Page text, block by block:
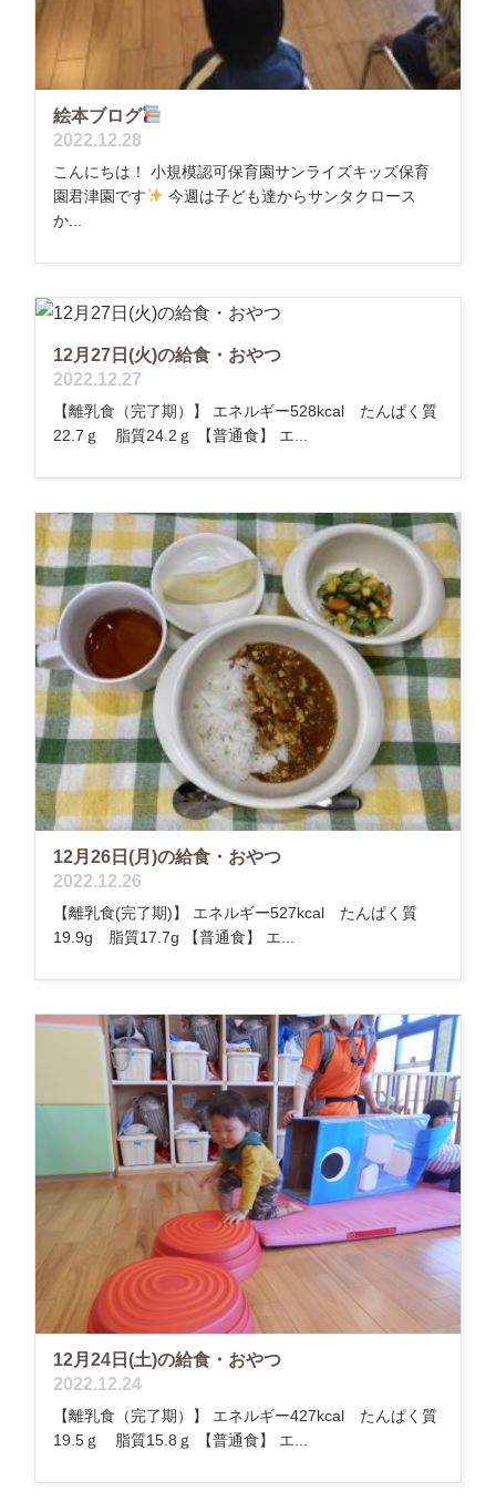
絵本ブログ
2022.12.28
こんにちは！ 小規模認可保育園サンライズキッズ保育
園君津園です
今週は子ども達からサンタクロース
か...
12月27日(火)の給食・おやつ
2022.12.27
【離乳食（完了期）】 エネルギー528kcal たんぱく質
22.7ｇ 脂質24.2ｇ 【普通食】 エ...
12月26日(月)の給食・おやつ
2022.12.26
【離乳食(完了期)】 エネルギー527kcal たんぱく質
19.9g 脂質17.7g 【普通食】 エ...
12月24日(土)の給食・おやつ
2022.12.24
【離乳食（完了期）】 エネルギー427kcal たんぱく質
19.5ｇ 脂質15.8ｇ 【普通食】 エ...